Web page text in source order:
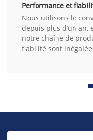
Performance et
Nous utilisons le
depuis plus d’un
notre chaîne de
fiabilité sont